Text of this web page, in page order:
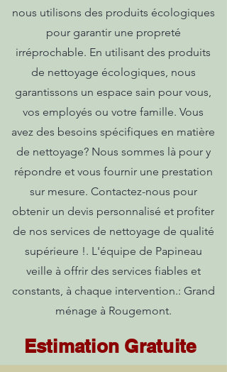
nous utilisons des produits écologiques
pour garantir une propreté
irréprochable. En utilisant des produits
de nettoyage écologiques, nous
garantissons un espace sain pour vous,
vos employés ou votre famille. Vous
avez des besoins spécifiques en matière
de nettoyage? Nous sommes là pour y
répondre et vous fournir une prestation
sur mesure. Contactez-nous pour
obtenir un devis personnalisé et profiter
de nos services de nettoyage de qualité
supérieure !. L'équipe de Papineau
veille à offrir des services fiables et
constants, à chaque intervention.: Grand
ménage à Rougemont.
Estimation Gratuite